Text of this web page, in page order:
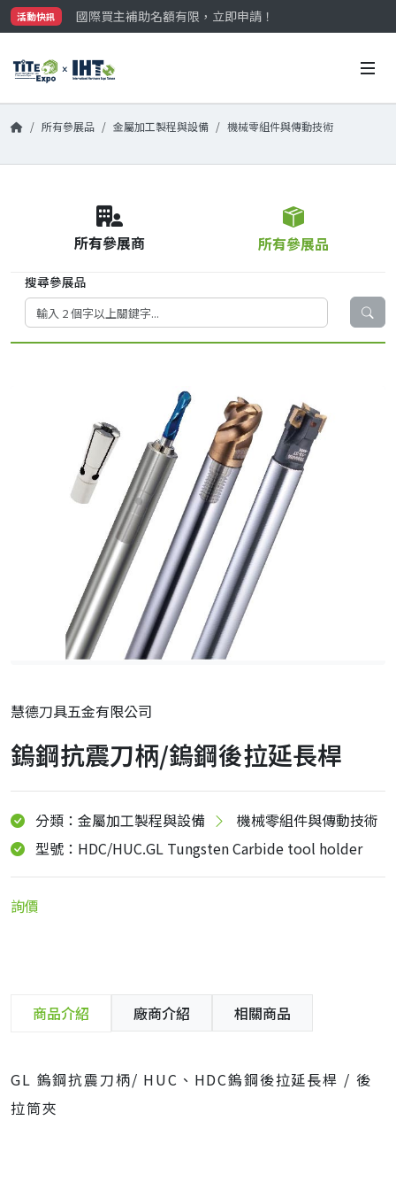
活動快訊
國際買主補助名額有限，立即申請！
參觀門票開放申請中‼️
國際買主補助名額有限，立即申請！
所有參展品 金屬加工製程與設備 機械零組件與傳動技術
所有參展商 所有參展品
搜尋參展品
慧德刀具五金有限公司
鎢鋼抗震刀柄/鎢鋼後拉延長桿
分類：金屬加工製程與設備
機械零組件與傳動技術
型號：HDC/HUC.GL Tungsten Carbide tool holder
詢價
商品介紹 廠商介紹 相關商品
GL 鎢鋼抗震刀柄/ HUC、HDC鎢鋼後拉延長桿 / 後
拉筒夾